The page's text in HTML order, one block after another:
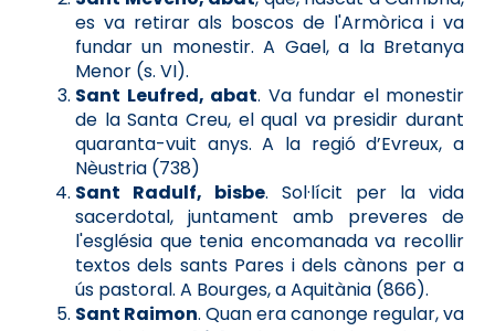
es va retirar als boscos de l'Armòrica i va
fundar un monestir. A Gael, a la Bretanya
Menor (s. VI).
Sant Leufred, abat. Va fundar el monestir
de la Santa Creu, el qual va presidir durant
quaranta-vuit anys. A la regió d’Evreux, a
Nèustria (738)
Sant Radulf, bisbe. Sol·lícit per la vida
sacerdotal, juntament amb preveres de
l'església que tenia encomanada va recollir
textos dels sants Pares i dels cànons per a
ús pastoral. A Bourges, a Aquitània (866).
Sant Raimon. Quan era canonge regular, va